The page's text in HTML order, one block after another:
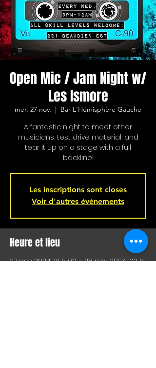
Open Mic / Jam Night w/
Les Ismore
mer. 27 nov. Bar L'Hémisphère Gauche
A fantastic night to meet other
musicians, test drive material, and
tear it up on a stage with a full
backline!
Les inscriptions sont closes
Voir d'autres événements
Heure et lieu
27 nov. 2024, 21 h 00 – 28 nov. 2024, 02 h